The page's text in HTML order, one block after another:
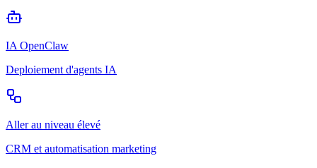
IA OpenClaw
Deploiement d'agents IA
Aller au niveau élevé
CRM et automatisation marketing